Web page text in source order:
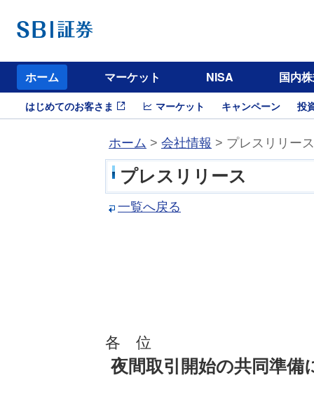
ホーム マーケット NISA 国内
はじめてのお客さま マーケット キャンペーン 投
ホーム > 会社情報 > プレスリリース
プレスリリース
一覧へ戻る
各 位
夜間取引開始の共同準